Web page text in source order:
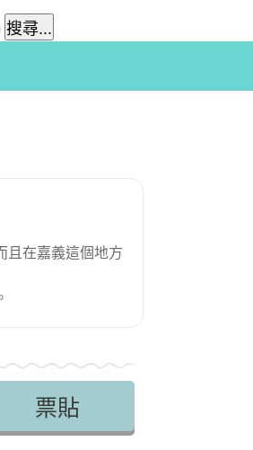
且在嘉義這個地方
票貼